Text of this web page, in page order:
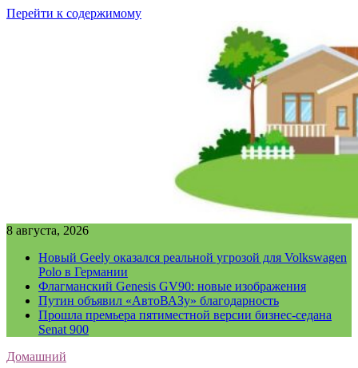
Перейти к содержимому
8 августа, 2026
Новый Geely оказался реальной угрозой для Volkswagen
Polo в Германии
Флагманский Genesis GV90: новые изображения
Путин объявил «АвтоВАЗу» благодарность
Прошла премьера пятиместной версии бизнес-седана
Senat 900
Домашний